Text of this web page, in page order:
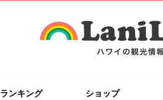
ランキング ショップ